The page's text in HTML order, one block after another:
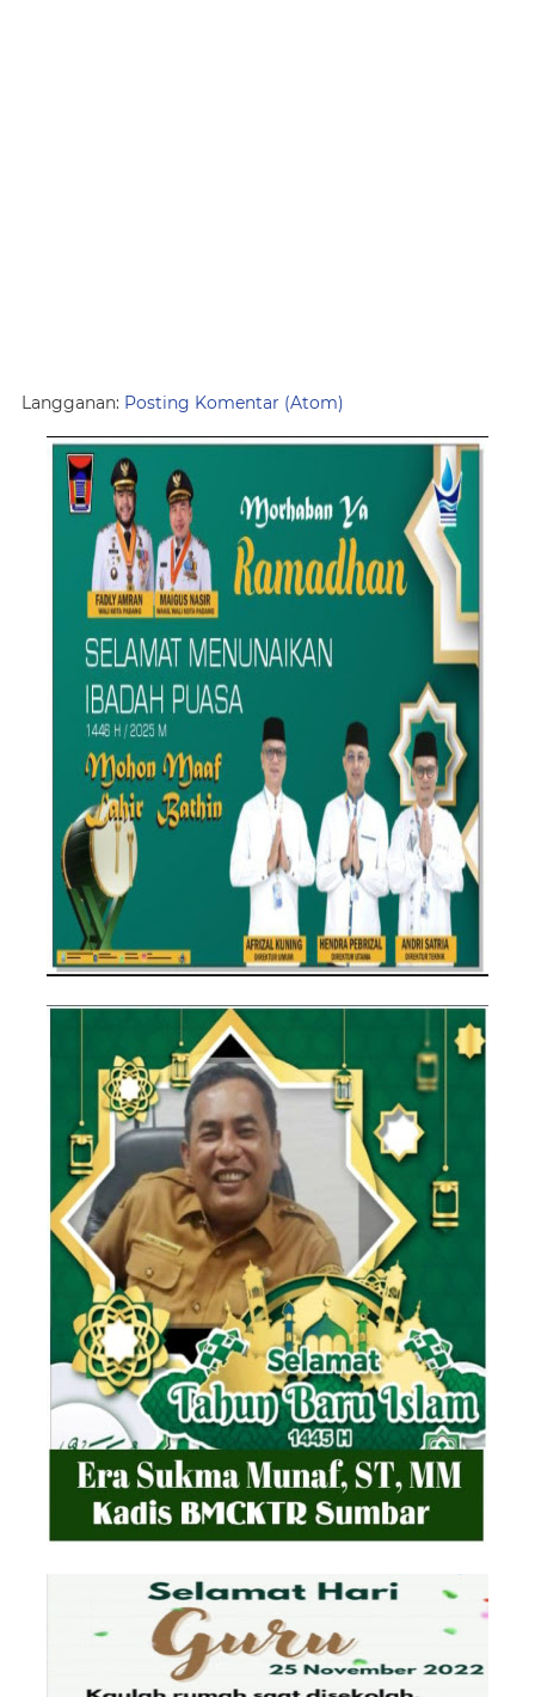
Langganan: Posting Komentar (Atom)